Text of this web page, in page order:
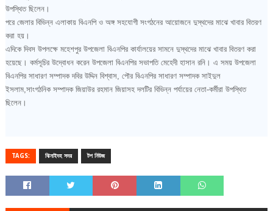
উপস্থিত ছিলেন।
পরে জেলার বিভিন্ন এলাকায় বিএনপি ও অঙ্গ সহযোগী সংগঠনের আয়োজনে দুস্থদের মাঝে খাবার বিতরণ
করা হয়।
এদিকে দিবস উপলক্ষে মহেশপুর উপজেলা বিএনপির কার্যালয়ের সামনে দুস্থদের মাঝে খাবার বিতরণ করা
হয়েছে। কর্মসূচির উদ্বোধন করেন উপজেলা বিএনপির সভাপতি মেহেদী হাসান রনি। এ সময় উপজেলা
বিএনপির সাধারণ সম্পাদক দবির উদ্দিন বিশ্বাস, পৌর বিএনপির সাধারণ সম্পাদক সাইদুল
ইসলাম,সাংগঠনিক সম্পাদক জিয়াউর রহমান জিয়াসহ দলটির বিভিন্ন পর্যায়ের নেতা-কর্মীরা উপস্থিত
ছিলেন।
TAGS: ঝিনাইদহ সদর টপ নিউজ